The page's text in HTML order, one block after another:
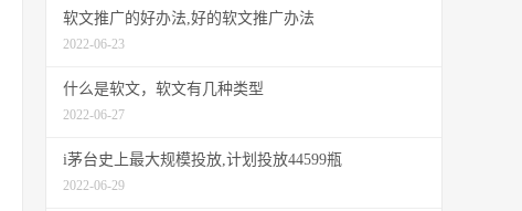
软文推广的好办法,好的软文推广办法
2022-06-23
什么是软文，软文有几种类型
2022-06-27
i茅台史上最大规模投放,计划投放44599瓶
2022-06-29